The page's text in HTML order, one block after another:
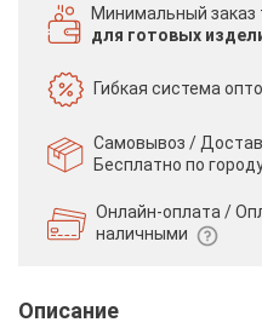
Минимальный заказ
для готовых
Гибкая система
Самовывоз /
Бесплатно по
Онлайн-оплата /
наличными
Описание